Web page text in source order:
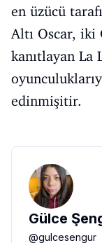
en üzücü
Altı Oscar, iki
kanıtlayan La
edinmişitir.
Gülce
@gulcesengur